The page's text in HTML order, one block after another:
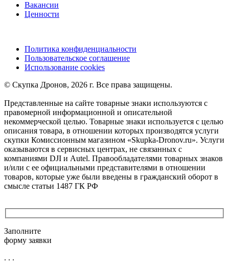
Вакансии
Ценности
Политика конфиденциальности
Пользовательское соглашение
Использование cookies
©️ Скупка Дронов, 2026 г. Все права защищены.
Представленные на сайте товарные знаки используются с
правомерной информационной и описательной
некоммерческой целью. Товарные знаки используется с целью
описания товара, в отношении которых производятся услуги
скупки Комиссионным магазином «Skupka-Dronov.ru». Услуги
оказываются в сервисных центрах, не связанных с
компаниями DJI и Autel. Правообладателями товарных знаков
и/или с ее официальными представителями в отношении
товаров, которые уже были введены в гражданский оборот в
смысле статьи 1487 ГК РФ
Заполните
форму заявки
. . .